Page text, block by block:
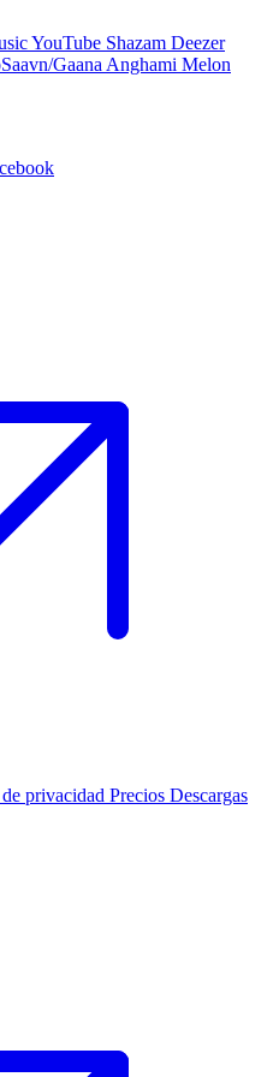
YouTube Shazam Deezer
Gaana Anghami Melon
privacidad Precios Descargas